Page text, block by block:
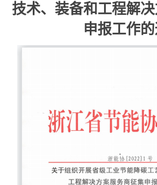
技术、装备和工程解
申报工作的